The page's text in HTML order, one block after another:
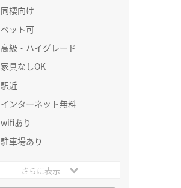
同棲向け
ペット可
高級・ハイグレード
家具なしOK
駅近
インターネット無料
wifiあり
駐車場あり
さらに表示